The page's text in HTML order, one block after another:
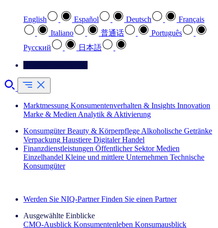
English Español Deutsch
Français
Italiano
普通话
Português
Pусский
日本語
Marktmessung Konsumentenverhalten & Insights Innovation
Marke & Medien Analytik & Aktivierung
Konsumgüter Beauty & Körperpflege Alkoholische Getränke
Verpackung Haustiere Digitaler Handel
Finanzdienstleistungen Öffentlicher Sektor Medien
Einzelhandel Kleine und mittlere Unternehmen Technische
Konsumgüter
Werden Sie NIQ-Partner Finden Sie einen Partner
Ausgewählte Einblicke
CMO‑Ausblick Konsumentenleben Konsumausblick